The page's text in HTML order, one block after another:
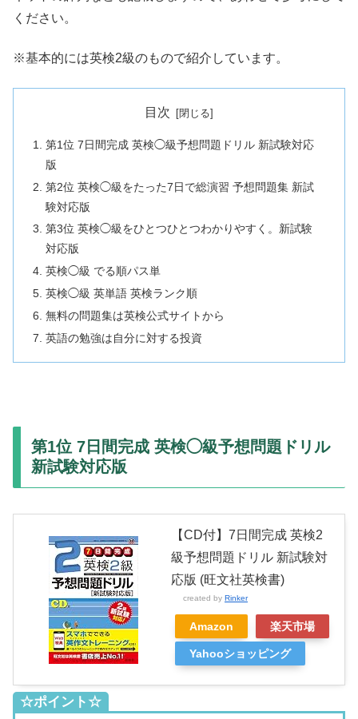
ください。
※基本的には英検2級のもので紹介しています。
目次
第1位 7日間完成 英検◯級予想問題ドリル 新試験対応
版
第2位 英検◯級をたった7日で総演習 予想問題集 新試
験対応版
第3位 英検◯級をひとつひとつわかりやすく。新試験
対応版
英検◯級 でる順パス単
英検◯級 英単語 英検ランク順
無料の問題集は英検公式サイトから
英語の勉強は自分に対する投資
第1位 7日間完成 英検◯級予想問題ドリル
新試験対応版
【CD付】7日間完成 英検2
級予想問題ドリル 新試験対
応版 (旺文社英検書)
created by Rinker
Amazon 楽天市場
Yahooショッピング
☆ポイント☆